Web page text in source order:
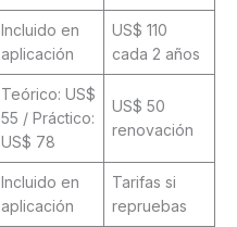
Incluido en
aplicación
US$ 110
cada 2 años
Teórico: US$
55 / Práctico:
US$ 78
US$ 50
renovación
Incluido en
aplicación
Tarifas si
repruebas